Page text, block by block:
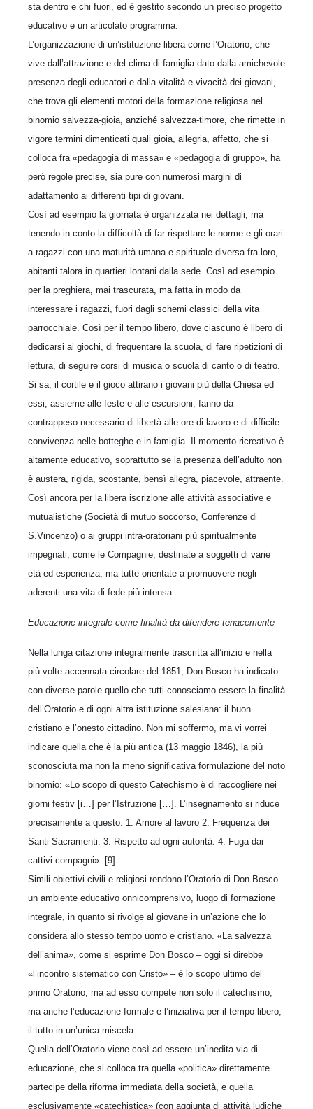
sta dentro e chi fuori, ed è gestito secondo un preciso progetto
educativo e un articolato programma.
L’organizzazione di un’istituzione libera come l’Oratorio, che
vive dall’attrazione e del clima di famiglia dato dalla amichevole
presenza degli educatori e dalla vitalità e vivacità dei giovani,
che trova gli elementi motori della formazione religiosa nel
binomio salvezza-gioia, anziché salvezza-timore, che rimette in
vigore termini dimenticati quali gioia, allegria, affetto, che si
colloca fra «pedagogia di massa» e «pedagogia di gruppo», ha
però regole precise, sia pure con numerosi margini di
adattamento ai differenti tipi di giovani.
Così ad esempio la giornata è organizzata nei dettagli, ma
tenendo in conto la difficoltà di far rispettare le norme e gli orari
a ragazzi con una maturità umana e spirituale diversa fra loro,
abitanti talora in quartieri lontani dalla sede. Così ad esempio
per la preghiera, mai trascurata, ma fatta in modo da
interessare i ragazzi, fuori dagli schemi classici della vita
parrocchiale. Così per il tempo libero, dove ciascuno è libero di
dedicarsi ai giochi, di frequentare la scuola, di fare ripetizioni di
lettura, di seguire corsi di musica o scuola di canto o di teatro.
Si sa, il cortile e il gioco attirano i giovani più della Chiesa ed
essi, assieme alle feste e alle escursioni, fanno da
contrappeso necessario di libertà alle ore di lavoro e di difficile
convivenza nelle botteghe e in famiglia. Il momento ricreativo è
altamente educativo, soprattutto se la presenza dell’adulto non
è austera, rigida, scostante, bensì allegra, piacevole, attraente.
Così ancora per la libera iscrizione alle attività associative e
mutualistiche (Società di mutuo soccorso, Conferenze di
S.Vincenzo) o ai gruppi intra-oratoriani più spiritualmente
impegnati, come le Compagnie, destinate a soggetti di varie
età ed esperienza, ma tutte orientate a promuovere negli
aderenti una vita di fede più intensa.
Educazione integrale come finalità da difendere tenacemente
Nella lunga citazione integralmente trascritta all’inizio e nella
più volte accennata circolare del 1851, Don Bosco ha indicato
con diverse parole quello che tutti conosciamo essere la finalità
dell’Oratorio e di ogni altra istituzione salesiana: il buon
cristiano e l’onesto cittadino. Non mi soffermo, ma vi vorrei
indicare quella che è la più antica (13 maggio 1846), la più
sconosciuta ma non la meno significativa formulazione del noto
binomio: «Lo scopo di questo Catechismo è di raccogliere nei
giorni festiv [i…] per l’Istruzione […]. L’insegnamento si riduce
precisamente a questo: 1. Amore al lavoro 2. Frequenza dei
Santi Sacramenti. 3. Rispetto ad ogni autorità. 4. Fuga dai
cattivi compagni». [9]
Simili obiettivi civili e religiosi rendono l’Oratorio di Don Bosco
un ambiente educativo onnicomprensivo, luogo di formazione
integrale, in quanto si rivolge al giovane in un’azione che lo
considera allo stesso tempo uomo e cristiano. «La salvezza
dell’anima», come si esprime Don Bosco – oggi si direbbe
«l’incontro sistematico con Cristo» – è lo scopo ultimo del
primo Oratorio, ma ad esso compete non solo il catechismo,
ma anche l’educazione formale e l’iniziativa per il tempo libero,
il tutto in un’unica miscela.
Quella dell’Oratorio viene così ad essere un’inedita via di
educazione, che si colloca tra quella «politica» direttamente
partecipe della riforma immediata della società, e quella
esclusivamente «catechistica» (con aggiunta di attività ludiche